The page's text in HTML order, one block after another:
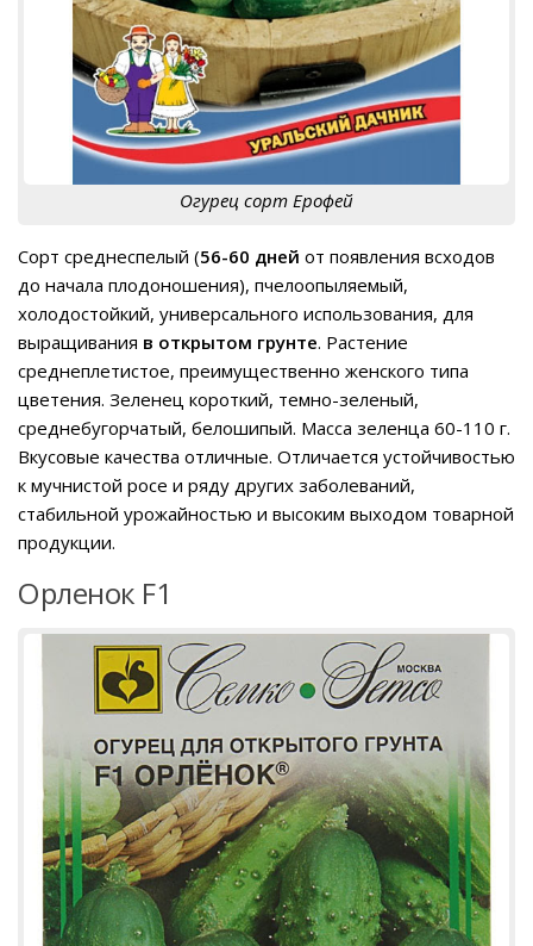
Огурец сорт Ерофей
Сорт среднеспелый (56-60 дней от появления всходов
до начала плодоношения), пчелоопыляемый,
холодостойкий, универсального использования, для
выращивания в открытом грунте. Растение
среднеплетистое, преимущественно женского типа
цветения. Зеленец короткий, темно-зеленый,
среднебугорчатый, белошипый. Масса зеленца 60-110 г.
Вкусовые качества отличные. Отличается устойчивостью
к мучнистой росе и ряду других заболеваний,
стабильной урожайностью и высоким выходом товарной
продукции.
Орленок F1